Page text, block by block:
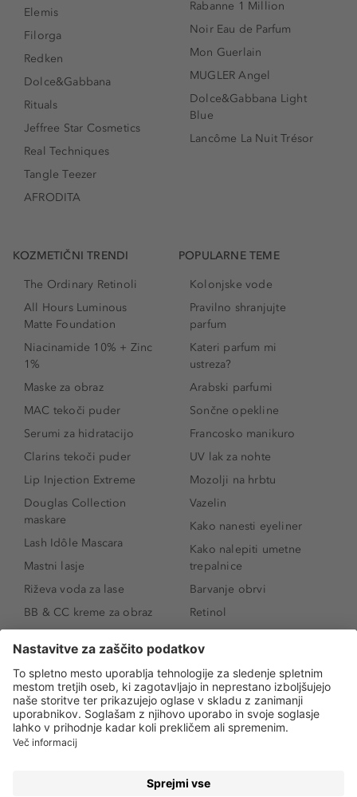
Elemis
Filorga
Redken
Dolce&Gabbana
Rituals
Jeffree Star Cosmetics
Real Techniques
Tangle Teezer
AFRODITA
Rabanne 1 Million
Noir Eau de Parfum
Mon Guerlain
MUGLER Angel
Dolce&Gabbana Light
Blue
Lancôme La Nuit Trésor
KOZMETIČNI TRENDI
The Ordinary Retinoli
All Hours Luminous
Matte Foundation
Niacinamide 10% + Zinc
1%
Maske za obraz
MAC tekoči puder
Serumi za hidratacijo
Clarins tekoči puder
Lip Injection Extreme
Douglas Collection
maskare
Lash Idôle Mascara
Mastni lasje
Riževa voda za lase
BB & CC kreme za obraz
SPF 30
Senčila za oči
Tekoči puder
Ličenje povešenih vek
Kako povečati oči
POPULARNE TEME
Kolonjske vode
Pravilno shranjujte
parfum
Kateri parfum mi
ustreza?
Arabski parfumi
Sončne opekline
Francosko manikuro
UV lak za nohte
Mozolji na hrbtu
Vazelin
Kako nanesti eyeliner
Kako nalepiti umetne
trepalnice
Barvanje obrvi
Retinol
Niacinamid
Rozacea
Salicilna kislina